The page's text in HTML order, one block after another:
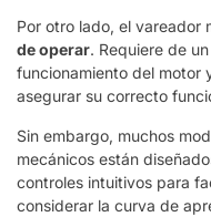
Por otro lado, el vareador
de operar. Requiere de
funcionamiento del motor
asegurar su correcto
Sin embargo, muchos
mecánicos están
controles intuitivos para
considerar la curva de